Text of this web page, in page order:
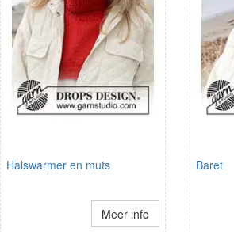
Halswarmer en muts
Meer info
Baret